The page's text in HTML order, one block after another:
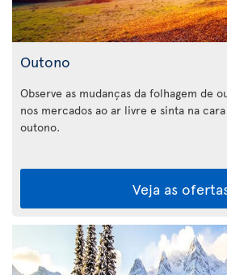
Outono
Observe as mudanças da folhagem de
nos mercados ao ar livre e sinta na
outono.
Veja as